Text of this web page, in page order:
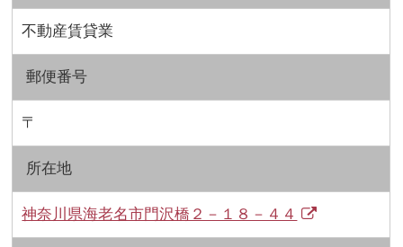
不動産賃貸業
郵便番号
〒
所在地
神奈川県海老名市門沢橋２－１８－４４